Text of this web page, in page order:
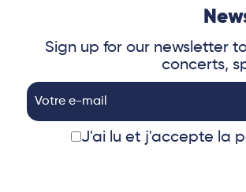
Sign up for our newsletter
concerts,
J'ai lu et j'accepte la